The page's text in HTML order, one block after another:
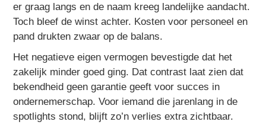
er graag langs en de naam kreeg landelijke aandacht.
Toch bleef de winst achter. Kosten voor personeel en
pand drukten zwaar op de balans.
Het negatieve eigen vermogen bevestigde dat het
zakelijk minder goed ging. Dat contrast laat zien dat
bekendheid geen garantie geeft voor succes in
ondernemerschap. Voor iemand die jarenlang in de
spotlights stond, blijft zo’n verlies extra zichtbaar.